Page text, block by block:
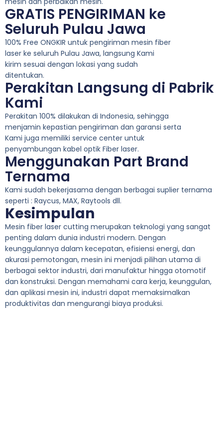
GRATIS PENGIRIMAN ke
Seluruh Pulau Jawa
100% Free ONGKIR untuk pengiriman mesin fiber
laser ke seluruh Pulau Jawa, langsung Kami
kirim sesuai dengan lokasi yang sudah
ditentukan.
Perakitan Langsung di Pabrik
Kami
Perakitan 100% dilakukan di Indonesia, sehingga
menjamin kepastian pengiriman dan garansi serta
Kami juga memiliki service center untuk
penyambungan kabel optik Fiber laser.
Menggunakan Part Brand
Ternama
Kami sudah bekerjasama dengan berbagai suplier ternama
seperti : Raycus, MAX, Raytools dll.
Kesimpulan
Mesin fiber laser cutting merupakan teknologi yang sangat
penting dalam dunia industri modern. Dengan
keunggulannya dalam kecepatan, efisiensi energi, dan
akurasi pemotongan, mesin ini menjadi pilihan utama di
berbagai sektor industri, dari manufaktur hingga otomotif
dan konstruksi. Dengan memahami cara kerja, keunggulan,
dan aplikasi mesin ini, industri dapat memaksimalkan
produktivitas dan mengurangi biaya produksi.